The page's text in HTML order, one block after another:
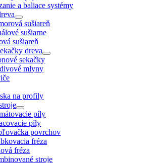
a baliace systémy
sušiareň
sušiarne
sušiareň
dreva
sekačky
mlyny
na profily
píly
píly
povrchov
fréza
fréza
stroje